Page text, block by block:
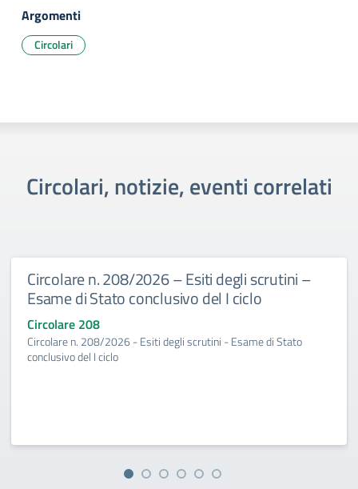
Argomenti
Circolari
Circolari, notizie, eventi correlati
Circolare n. 208/2026 – Esiti degli scrutini –
Esame di Stato conclusivo del I ciclo
Circolare 208
Circolare n. 208/2026 - Esiti degli scrutini - Esame di Stato
conclusivo del I ciclo